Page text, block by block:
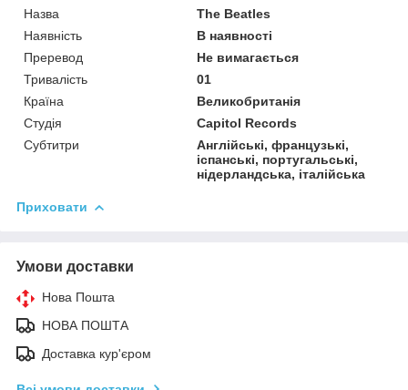
Назва
The Beatles
Наявність
В наявності
Преревод
Не вимагається
Тривалість
01
Країна
Великобританія
Студія
Capitol Records
Субтитри
Англійські, французькі,
іспанські, португальські,
нідерландська, італійська
Приховати
Умови доставки
Нова Пошта
НОВА ПОШТА
Доставка кур'єром